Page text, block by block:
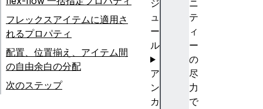
ニ
テ
ィ
ー
の
尽
力
で
フレックスアイテムに適用さ
れるプロパティ
配置、位置揃え、アイテム間
の自由余白の分配
次のステップ
ジ
ュ
ー
ル
ア
ン
カ